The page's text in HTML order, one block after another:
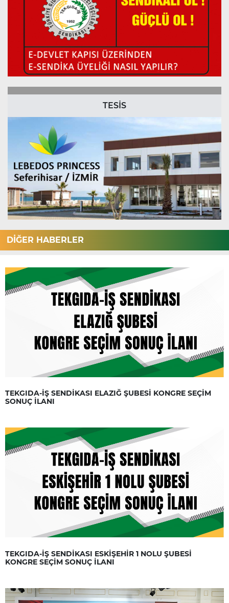
TESİS
DİĞER HABERLER
TEKGIDA-İŞ SENDİKASI ELAZIĞ ŞUBESİ KONGRE SEÇİM
SONUÇ İLANI
TEKGIDA-İŞ SENDİKASI ESKİŞEHİR 1 NOLU ŞUBESİ
KONGRE SEÇİM SONUÇ İLANI